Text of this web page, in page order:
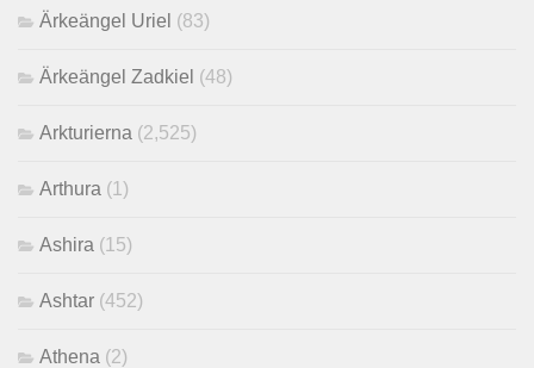
Ärkeängel Uriel (83)
Ärkeängel Zadkiel (48)
Arkturierna (2,525)
Arthura (1)
Ashira (15)
Ashtar (452)
Athena (2)